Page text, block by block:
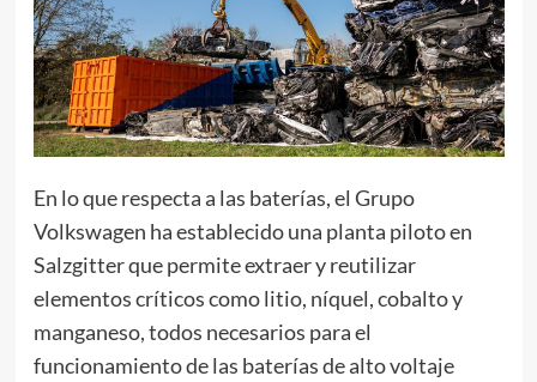
En lo que respecta a las baterías, el Grupo
Volkswagen ha establecido una planta piloto en
Salzgitter que permite extraer y reutilizar
elementos críticos como litio, níquel, cobalto y
manganeso, todos necesarios para el
funcionamiento de las baterías de alto voltaje